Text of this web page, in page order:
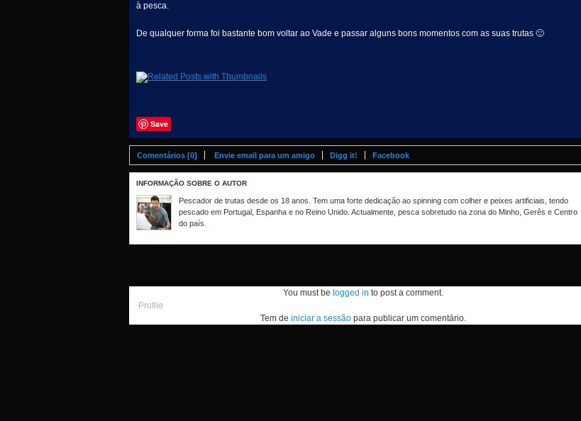
à pesca.
De qualquer forma foi bastante bom voltar ao Vade e passar alguns bons momentos com as suas trutas 🙂
Save
Comentários [0] Envie email para um amigo Digg it! Facebook
INFORMAÇÃO SOBRE O AUTOR
Pescador de trutas desde os 18 anos. Tem uma forte dedicação ao spinning com colher e peixes artificiais, tendo
pescado em Portugal, Espanha e no Reino Unido. Actualmente, pesca sobretudo na zona do Minho, Gerês e Centro
do país.
You must be logged in to post a comment.
Profile
Tem de iniciar a sessão para publicar um comentário.